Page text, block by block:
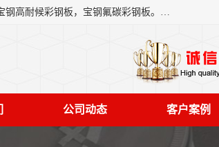
上海轩本实业有限公司主营产品：宝钢彩钢板、宝钢彩钢卷、宝钢彩涂板、宝钢彩涂卷、宝钢高耐候彩钢板，宝钢氟碳彩钢板。是一家集钢铁贸易，物流、加工为一体的产业全配套公司。
公司动态 客户案例